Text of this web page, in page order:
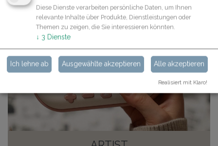
Diese Dienste verarbeiten persönliche Daten, um Ihnen
relevante Inhalte über Produkte, Dienstleistungen oder
Themen zu zeigen, die Sie interessieren könnten.
↓ 3 Dienste
Ich lehne ab Ausgewählte akzeptieren Alle akzeptieren
Realisiert mit Klaro!